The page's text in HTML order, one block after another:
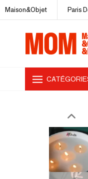
Maison&Objet Paris